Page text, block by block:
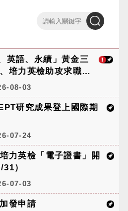
鍵
字
英語、永續」黃金三
培力英檢助攻求職履
08-03
研究成果登上國際期
07-24
力英檢「電子證書」開
）
07-03
發申請